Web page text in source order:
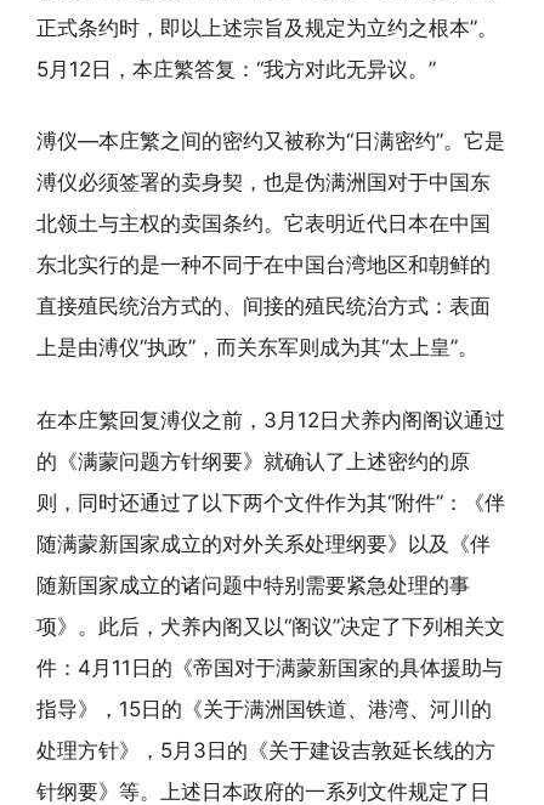
正式条约时，即以上述宗旨及规定为立约之根本”。
5月12日，本庄繁答复：“我方对此无异议。”
溥仪—本庄繁之间的密约又被称为“日满密约”。它是
溥仪必须签署的卖身契，也是伪满洲国对于中国东
北领土与主权的卖国条约。它表明近代日本在中国
东北实行的是一种不同于在中国台湾地区和朝鲜的
直接殖民统治方式的、间接的殖民统治方式：表面
上是由溥仪“执政”，而关东军则成为其“太上皇”。
在本庄繁回复溥仪之前，3月12日犬养内阁阁议通过
的《满蒙问题方针纲要》就确认了上述密约的原
则，同时还通过了以下两个文件作为其“附件”：《伴
随满蒙新国家成立的对外关系处理纲要》以及《伴
随新国家成立的诸问题中特别需要紧急处理的事
项》。此后，犬养内阁又以“阁议”决定了下列相关文
件：4月11日的《帝国对于满蒙新国家的具体援助与
指导》，15日的《关于满洲国铁道、港湾、河川的
处理方针》，5月3日的《关于建设吉敦延长线的方
针纲要》等。上述日本政府的一系列文件规定了日